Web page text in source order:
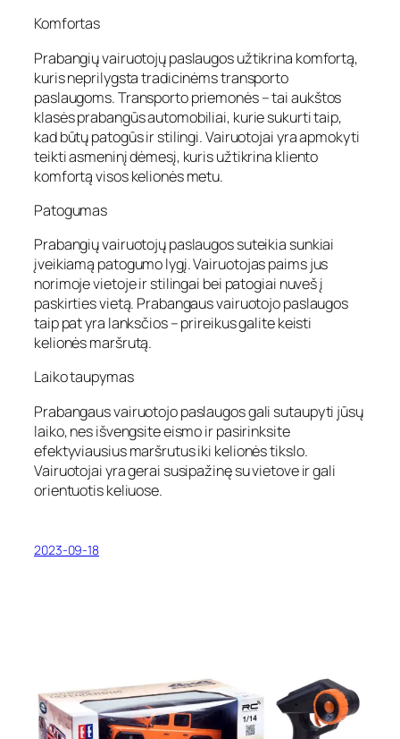
Komfortas
Prabangių vairuotojų paslaugos užtikrina komfortą,
kuris neprilygsta tradicinėms transporto
paslaugoms. Transporto priemonės – tai aukštos
klasės prabangūs automobiliai, kurie sukurti taip,
kad būtų patogūs ir stilingi. Vairuotojai yra apmokyti
teikti asmeninį dėmesį, kuris užtikrina kliento
komfortą visos kelionės metu.
Patogumas
Prabangių vairuotojų paslaugos suteikia sunkiai
įveikiamą patogumo lygį. Vairuotojas paims jus
norimoje vietoje ir stilingai bei patogiai nuveš į
paskirties vietą. Prabangaus vairuotojo paslaugos
taip pat yra lanksčios – prireikus galite keisti
kelionės maršrutą.
Laiko taupymas
Prabangaus vairuotojo paslaugos gali sutaupyti jūsų
laiko, nes išvengsite eismo ir pasirinksite
efektyviausius maršrutus iki kelionės tikslo.
Vairuotojai yra gerai susipažinę su vietove ir gali
orientuotis keliuose.
2023-09-18